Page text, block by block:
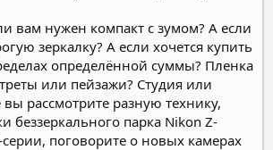
вам нужен компакт с зумом? А если
зеркалку? А если хочется купить
определённой суммы? Пленка
или пейзажи? Студия или
вы рассмотрите разную технику,
беззеркального парка Nikon Z-
поговорите о новых камерах